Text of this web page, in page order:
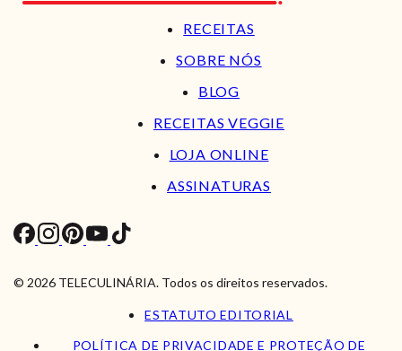
RECEITAS
SOBRE NÓS
BLOG
RECEITAS VEGGIE
LOJA ONLINE
ASSINATURAS
© 2026 TELECULINÁRIA. Todos os direitos reservados.
ESTATUTO EDITORIAL
POLÍTICA DE PRIVACIDADE E PROTEÇÃO DE